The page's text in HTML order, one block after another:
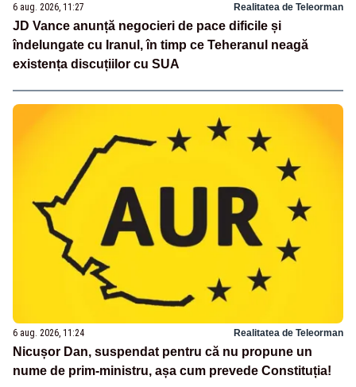
6 aug. 2026, 11:27 Realitatea de Teleorman
JD Vance anunță negocieri de pace dificile și
îndelungate cu Iranul, în timp ce Teheranul neagă
existența discuțiilor cu SUA
6 aug. 2026, 11:24 Realitatea de Teleorman
Nicușor Dan, suspendat pentru că nu propune un
nume de prim-ministru, așa cum prevede Constituția!